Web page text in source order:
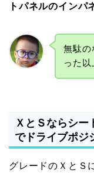
トパネルのインパ
無駄の
った以
ＸとＳならシ
でドライブポジ
グレードのＸとＳ